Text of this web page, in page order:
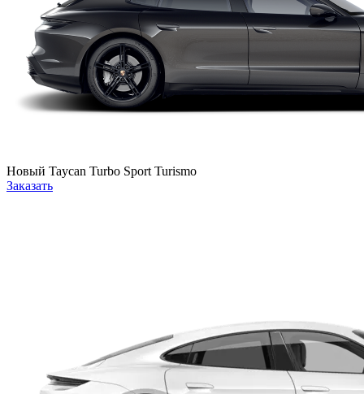
Новый Taycan Turbo Sport Turismo
Заказать